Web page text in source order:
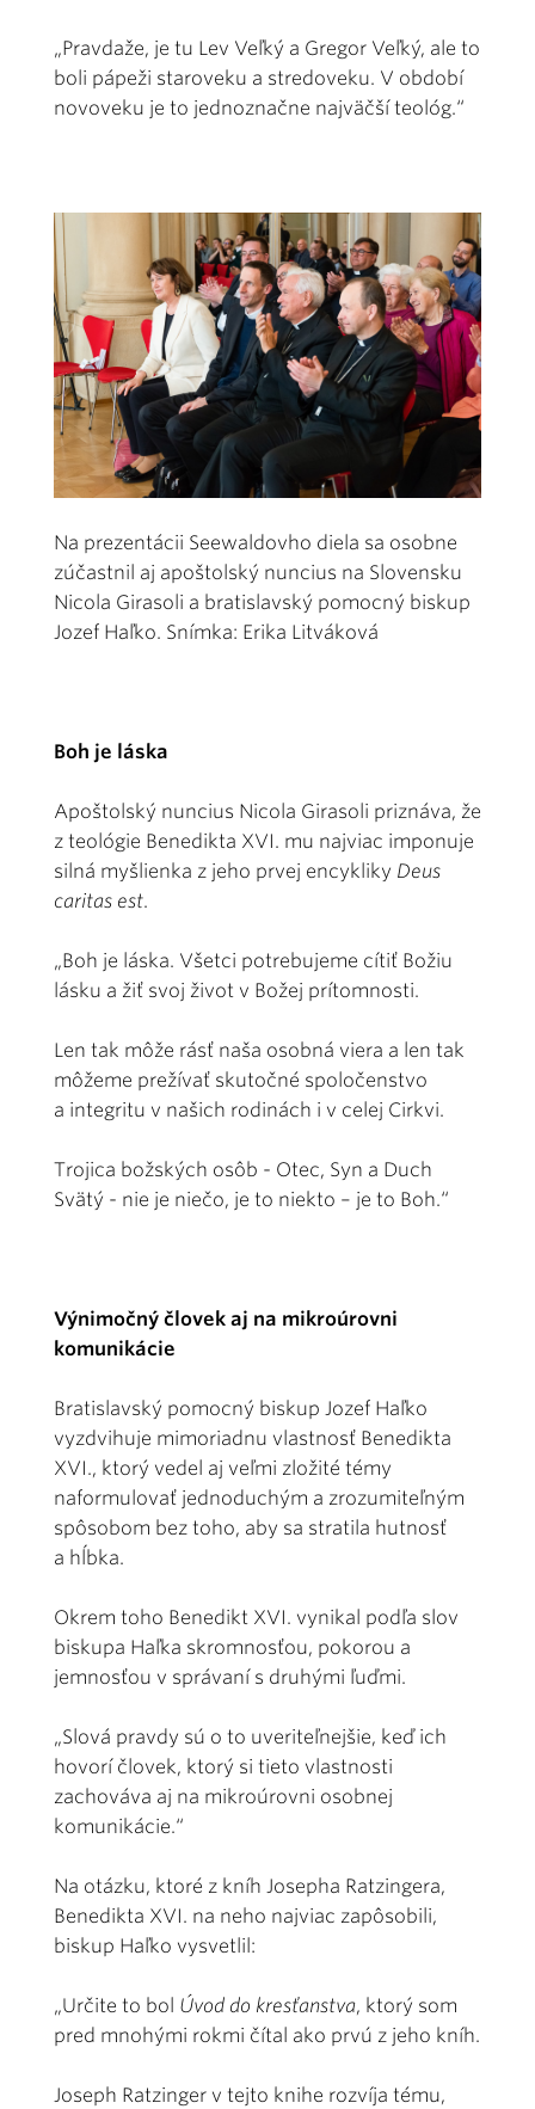
„Pravdaže, je tu Lev Veľký a Gregor Veľký, ale to
boli pápeži staroveku a stredoveku. V období
novoveku je to jednoznačne najväčší teológ.“
Na prezentácii Seewaldovho diela sa osobne
zúčastnil aj apoštolský nuncius na Slovensku
Nicola Girasoli a bratislavský pomocný biskup
Jozef Haľko. Snímka: Erika Litváková
Boh je láska
Apoštolský nuncius Nicola Girasoli priznáva, že
z teológie Benedikta XVI. mu najviac imponuje
silná myšlienka z jeho prvej encykliky Deus
caritas est.
„Boh je láska. Všetci potrebujeme cítiť Božiu
lásku a žiť svoj život v Božej prítomnosti.
Len tak môže rásť naša osobná viera a len tak
môžeme prežívať skutočné spoločenstvo
a integritu v našich rodinách i v celej Cirkvi.
Trojica božských osôb - Otec, Syn a Duch
Svätý - nie je niečo, je to niekto – je to Boh.“
Výnimočný človek aj na mikroúrovni
komunikácie
Bratislavský pomocný biskup Jozef Haľko
vyzdvihuje mimoriadnu vlastnosť Benedikta
XVI., ktorý vedel aj veľmi zložité témy
naformulovať jednoduchým a zrozumiteľným
spôsobom bez toho, aby sa stratila hutnosť
a hĺbka.
Okrem toho Benedikt XVI. vynikal podľa slov
biskupa Haľka skromnosťou, pokorou a
jemnosťou v správaní s druhými ľuďmi.
„Slová pravdy sú o to uveriteľnejšie, keď ich
hovorí človek, ktorý si tieto vlastnosti
zachováva aj na mikroúrovni osobnej
komunikácie.“
Na otázku, ktoré z kníh Josepha Ratzingera,
Benedikta XVI. na neho najviac zapôsobili,
biskup Haľko vysvetlil:
„Určite to bol Úvod do kresťanstva, ktorý som
pred mnohými rokmi čítal ako prvú z jeho kníh.
Joseph Ratzinger v tejto knihe rozvíja tému,